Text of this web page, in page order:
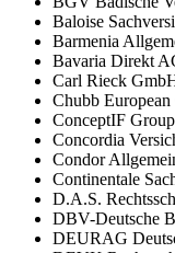
Baloise
Barmenia
Bavaria Direkt
Carl Rieck
Chubb
ConceptIF
Concordia
Condor
Continentale
D.A.S.
DBV-Deutsche
DEURAG